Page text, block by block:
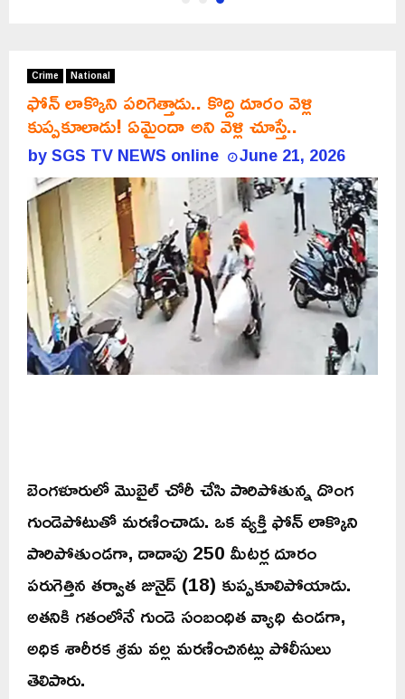
Crime National
ఫోన్ లాక్కొని పరిగెత్తాడు.. కొద్ది దూరం వెళ్లి
కుప్పకూలాడు! ఏమైందా అని వెళ్లి చూస్తే..
bySGS TV NEWS online June 21, 2026
బెంగళూరులో మొబైల్ చోరీ చేసి పారిపోతున్న దొంగ
గుండెపోటుతో మరణించాడు. ఒక వ్యక్తి ఫోన్ లాక్కొని
పారిపోతుండగా, దాదాపు 250 మీటర్ల దూరం
పరుగెత్తిన తర్వాత జునైద్ (18) కుప్పకూలిపోయాడు.
అతనికి గతంలోనే గుండె సంబంధిత వ్యాధి ఉండగా,
అధిక శారీరక శ్రమ వల్ల మరణించినట్లు పోలీసులు
తెలిపారు.